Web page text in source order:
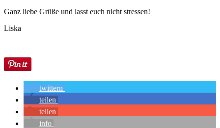
Ganz liebe Grüße und lasst euch nicht stressen!
Liska
twittern
teilen
teilen
info